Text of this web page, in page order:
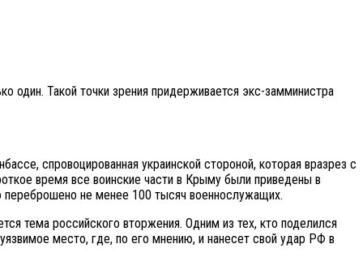
один. Такой точки зрения придерживается экс-замминистра
спровоцированная украинской стороной, которая вразрез с
время все воинские части в Крыму были приведены в
не менее 100 тысяч военнослужащих.
тема российского вторжения. Одним из тех, кто поделился
место, где, по его мнению, и нанесет свой удар РФ в